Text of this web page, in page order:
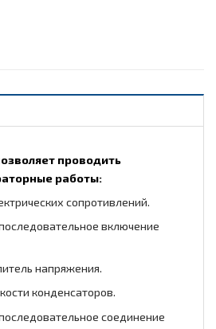
проводить
работы:
сопротивлений.
включение
напряжения.
конденсаторов.
соединение